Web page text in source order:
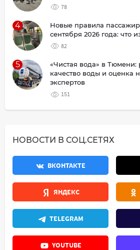
78
4
Новые правила
сентября 2026 года: что
82
5
«Чистая вода» в Тюмени:
качество воды и оценка
экспертов
151
НОВОСТИ В СОЦ.СЕТЯХ
ВКОНТАКТЕ
ЯНДЕКС
TELEGRAM
YOUTUBE